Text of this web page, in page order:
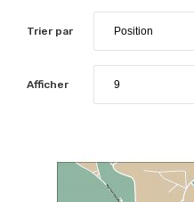
Trier par
Afficher